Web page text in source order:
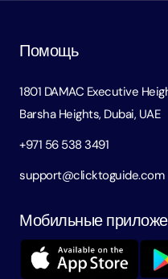
Помощь
1801 DAMAC Executive
Barsha Heights, Dubai, UAE
+971 56 538 3491
support@clicktoguide.com
Мобильные